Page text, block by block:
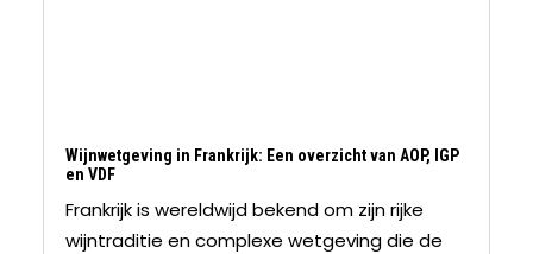
Wijnwetgeving in Frankrijk: Een overzicht van AOP, IGP
en VDF
Frankrijk is wereldwijd bekend om zijn rijke
wijntraditie en complexe wetgeving die de